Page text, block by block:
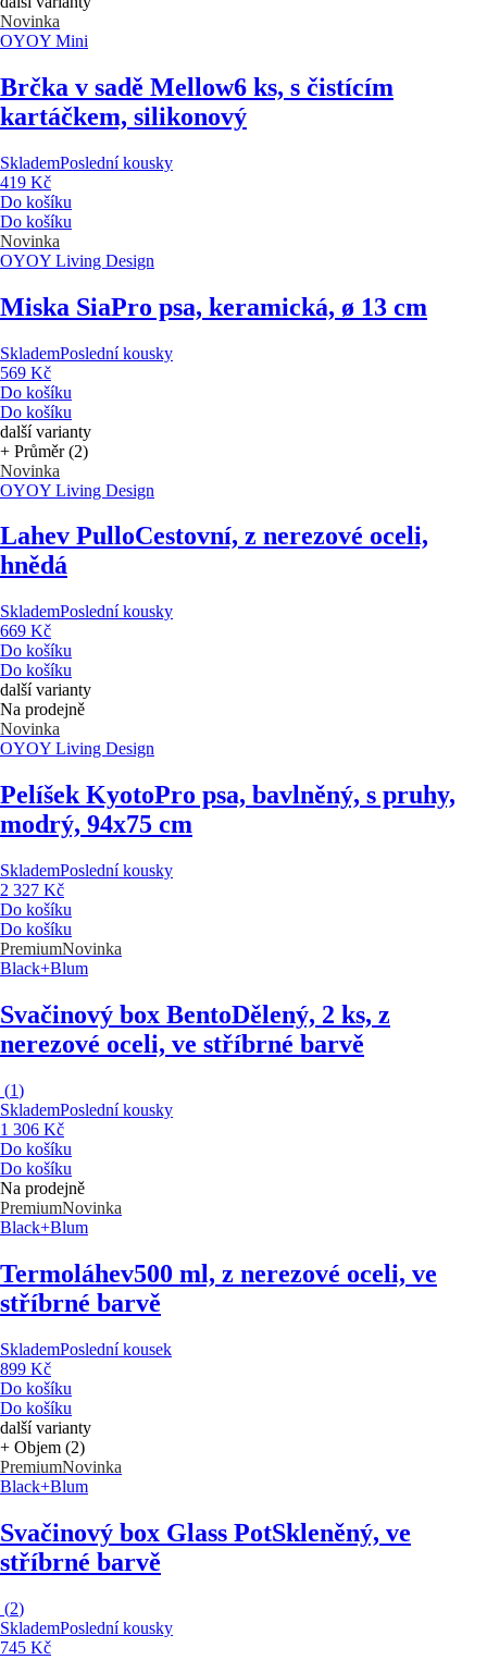
Novinka
OYOY Mini
Brčka v sadě Mellow6 ks, s čistícím
kartáčkem, silikonový
SklademPoslední kousky
419 Kč
Do košíku
Do košíku
Novinka
OYOY Living Design
Miska SiaPro psa, keramická, ø 13 cm
SklademPoslední kousky
569 Kč
Do košíku
Do košíku
další varianty
+ Průměr (2)
Novinka
OYOY Living Design
Lahev PulloCestovní, z nerezové oceli,
hnědá
SklademPoslední kousky
669 Kč
Do košíku
Do košíku
další varianty
Na prodejně
Novinka
OYOY Living Design
Pelíšek KyotoPro psa, bavlněný, s pruhy,
modrý, 94x75 cm
SklademPoslední kousky
2 327 Kč
Do košíku
Do košíku
PremiumNovinka
Black+Blum
Svačinový box BentoDělený, 2 ks, z
nerezové oceli, ve stříbrné barvě
(1)
SklademPoslední kousky
1 306 Kč
Do košíku
Do košíku
Na prodejně
PremiumNovinka
Black+Blum
Termoláhev500 ml, z nerezové oceli, ve
stříbrné barvě
SklademPoslední kousek
899 Kč
Do košíku
Do košíku
další varianty
+ Objem (2)
PremiumNovinka
Black+Blum
Svačinový box Glass PotSkleněný, ve
stříbrné barvě
(2)
SklademPoslední kousky
745 Kč